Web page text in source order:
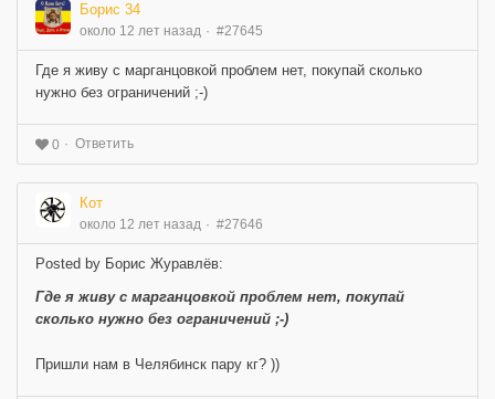
Борис 34
около 12 лет назад #27645
Где я живу с марганцовкой проблем нет, покупай сколько
нужно без ограничений ;-)
0 Ответить
Кот
около 12 лет назад #27646
Posted by Борис Журавлёв:
Где я живу с марганцовкой проблем нет, покупай
сколько нужно без ограничений ;-)
Пришли нам в Челябинск пару кг? ))